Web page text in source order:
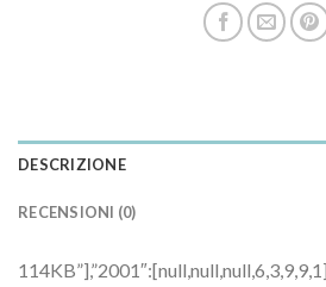
DESCRIZIONE
RECENSIONI (0)